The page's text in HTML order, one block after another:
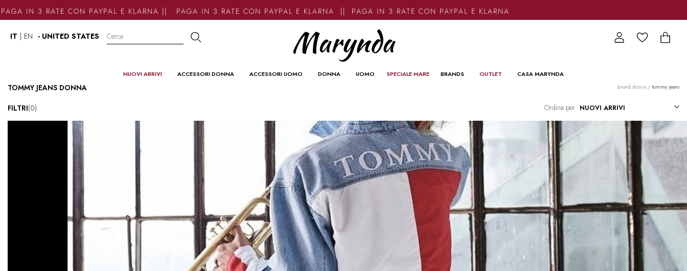
3 RATE CON PAYPAL E KLARNA || PAGA IN 3 RATE CON PAYPAL E KLARNA || PAGA IN 3 RATE CON PAYPAL E KLARNA
IT EN - UNITED STATES
NUOVI ARRIVI ACCESSORI DONNA ACCESSORI UOMO DONNA UOMO SPECIALE MARE BRANDS OUTLET CASA MARYNDA
TOMMY JEANS DONNA brand donna / tommy jeans
FILTRI(0) Ordina per